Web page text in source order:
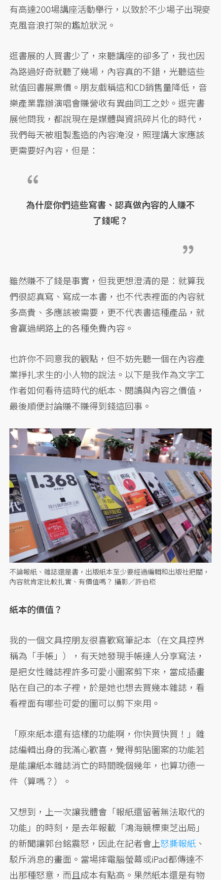
有高達200場講座活動舉行，以致於不少場子出現麥
克風音浪打架的尷尬狀況。
逛書展的人買書少了，來聽講座的卻多了，我也因
為路過好奇就聽了幾場，內容真的不錯，光聽這些
就值回書展票價。朋友戲稱這和CD銷售量降低，音
樂產業靠辦演唱會賺營收有異曲同工之妙。逛完書
展他問我，都說現在是媒體與資訊碎片化的時代，
我們每天被粗製濫造的內容淹沒，照理講大家應該
更需要好內容，但是：
為什麼你們這些寫書、認真做內容的人賺不
了錢呢？
雖然賺不了錢是事實，但我更想澄清的是：就算我
們很認真寫、寫成一本書，也不代表裡面的內容就
多高貴、多應該被需要，更不代表書這種產品，就
會贏過網路上的各種免費內容。
也許你不同意我的觀點，但不妨先聽一個在內容產
業掙扎求生的小人物的說法。以下是我作為文字工
作者如何看待這時代的紙本、閱讀與內容之價值，
最後順便討論賺不賺得到錢這回事。
不論報紙、雜誌還是書，出版紙本至少要經過編輯和出版社把關，
內容就肯定比較扎實、有價值嗎？ 攝影／許伯崧
紙本的價值？
我的一個文具控朋友很喜歡寫筆記本（在文具控界
稱為「手帳」），有天她發現手帳達人分享寫法，
是把女性雜誌裡許多可愛小圖案剪下來，當成插畫
貼在自己的本子裡，於是她也想去買幾本雜誌，看
看裡面有哪些可愛的圖可以剪下來用。
「原來紙本還有這樣的功能啊，你快買快買！」雜
誌編輯出身的我滿心歡喜，覺得剪貼圖案的功能若
是能讓紙本雜誌消亡的時間晚個幾年，也算功德一
件（算嗎？）。
又想到，上一次讓我體會「報紙還留著無法取代的
功能」的時刻，是去年報載「鴻海競標東芝出局」
的新聞讓郭台銘震怒，因此在記者會上怒撕報紙 、
駁斥消息的畫面。當場摔電腦螢幕或iPad都傳達不
出那種怒意，而且成本有點高。果然紙本還是有物